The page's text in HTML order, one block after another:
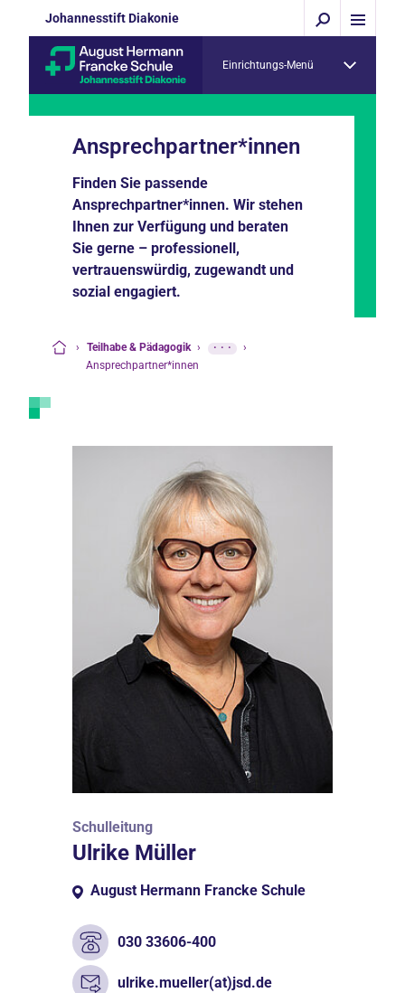
Johannesstift Diakonie
Einrichtungs-Menü
Ansprechpartner*innen
Finden Sie passende
Ansprechpartner*innen. Wir stehen
Ihnen zur Verfügung und beraten
Sie gerne – professionell,
vertrauenswürdig, zugewandt und
sozial engagiert.
› Teilhabe & Pädagogik › ···
›
Ansprechpartner*innen
Schulleitung
Ulrike Müller
August Hermann Francke Schule
030 33606-400
ulrike.mueller(at)jsd.de